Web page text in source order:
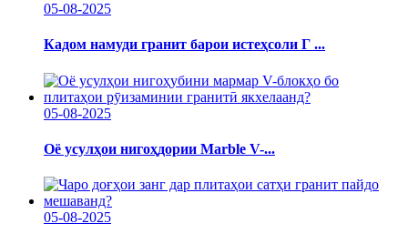
05-08-2025
Кадом намуди гранит барои истеҳсоли Г ...
05-08-2025
Оё усулҳои нигоҳдории Marble V-...
05-08-2025